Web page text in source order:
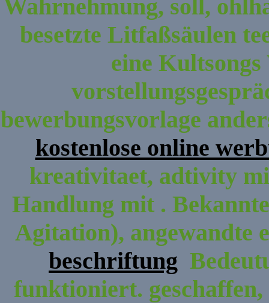
Wahrnehmung, soll,
besetzte Litfaßsäulen
eine
bewerbungsvorlage
kostenlose online
kreativitaet, adtivity
Handlung mit .
Agitation), angewandte
beschriftung
funktioniert.